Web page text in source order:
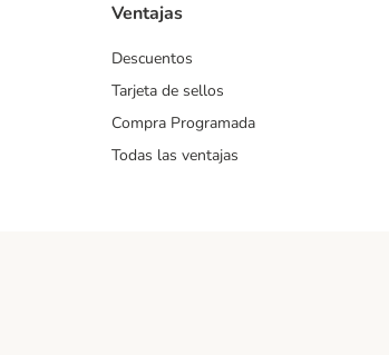
Ventajas
Descuentos
Tarjeta de sellos
Compra Programada
Todas las ventajas